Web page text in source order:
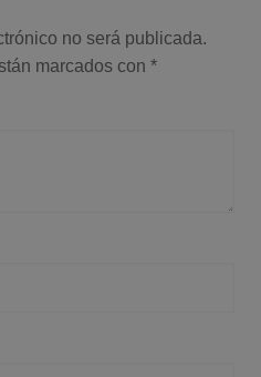
no será publicada.
marcados con *